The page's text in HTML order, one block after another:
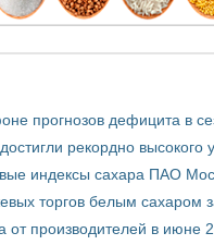
прогнозов дефицита в
рекордно высокого
индексы сахара ПАО
торгов белым сахаром
от производителей в июне